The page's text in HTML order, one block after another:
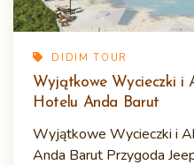
DIDIM TOUR
Wyjątkowe Wycieczki i
Hotelu Anda Barut
Wyjątkowe Wycieczki i
Anda Barut Przygoda